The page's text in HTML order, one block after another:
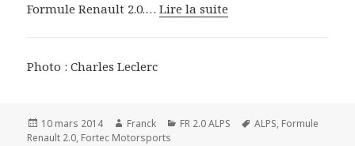
Formule Renault 2.0.…Lire la suite
Photo : Charles Leclerc
Publié
le
10 mars 2014 Auteur
Franck Catégories
FR 2.0 ALPS
Mots-
ALPS, Formule
Renault 2.0, Fortec Motorsports